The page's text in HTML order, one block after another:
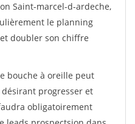
Saint-marcel-d-ardeche,
le planning
doubler son chiffre
bouche à oreille peut
progresser et
obligatoirement